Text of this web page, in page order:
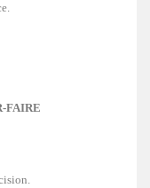
FAIRE